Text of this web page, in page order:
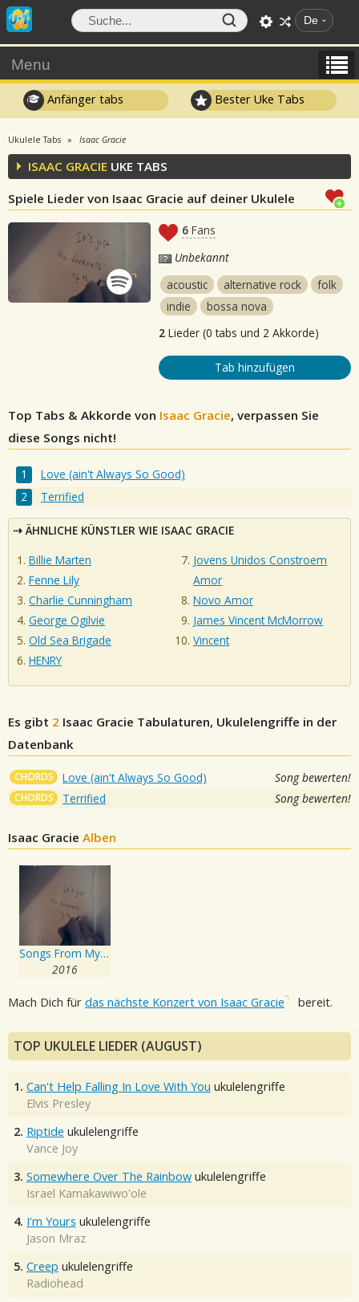
De
Menu
Anfänger tabs Bester Uke Tabs
Ukulele Tabs Isaac Gracie
ISAAC GRACIE UKE TABS
Spiele Lieder von Isaac Gracie auf deiner Ukulele
6 Fans
Unbekannt
acoustic
alternative rock
folk
indie
bossa nova
2 Lieder (0 tabs und 2 Akkorde)
Tab hinzufügen
Top Tabs & Akkorde von Isaac Gracie, verpassen Sie
diese Songs nicht!
Love (ain't Always So Good)
Terrified
ÄHNLICHE KÜNSTLER WIE ISAAC GRACIE
Billie Marten
Fenne Lily
Charlie Cunningham
George Ogilvie
Old Sea Brigade
HENRY
Jovens Unidos Constroem
Amor
Novo Amor
James Vincent McMorrow
Vincent
Es gibt 2 Isaac Gracie Tabulaturen, Ukulelengriffe in der
Datenbank
CHORDS Love (ain't Always So Good) Song bewerten!
CHORDS Terrified Song bewerten!
Isaac Gracie Alben
Songs From My Bedroom
2016
Mach Dich für das nächste Konzert von Isaac Gracie bereit.
TOP UKULELE LIEDER (AUGUST)
1. Can't Help Falling In Love With You ukulelengriffe
Elvis Presley
2. Riptide ukulelengriffe
Vance Joy
3. Somewhere Over The Rainbow ukulelengriffe
Israel Kamakawiwo'ole
4. I'm Yours ukulelengriffe
Jason Mraz
5. Creep ukulelengriffe
Radiohead